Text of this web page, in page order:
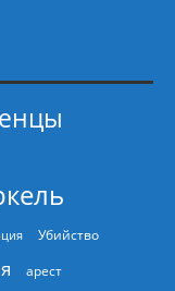
Убийство
арест